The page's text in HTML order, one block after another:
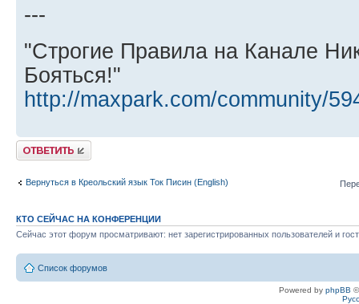
---
"Строгие Правила на Канале
Бояться!"
http://maxpark.com/community/
Ответить
Вернуться в Креольский язык Ток Писин (English)
КТО СЕЙЧАС НА КОНФЕРЕНЦИИ
Сейчас этот форум просматривают: нет зарегистрированных пользователей и
Список форумов
Powered by phpBB